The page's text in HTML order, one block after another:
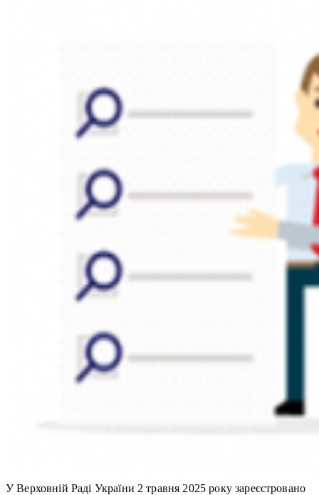
У Верховній Раді України 2 травня 2025 року зареєстровано